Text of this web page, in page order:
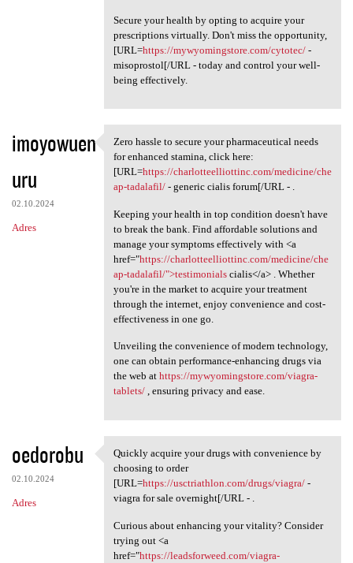
Secure your health by opting to acquire your
prescriptions virtually. Don't miss the opportunity,
[URL=https://mywyomingstore.com/cytotec/-
misoprostol[/URL - today and control your well-
being effectively.
imoyowuen
uru
02.10.2024
Adres
Zero hassle to secure your
Zero hassle to secure your pharmaceutical needs
for enhanced stamina, click here:
[URL=https://charlotteelliottinc.com/medicine/che
ap-tadalafil/- generic cialis forum[/URL - .
Keeping your health in top condition doesn't have
to break the bank. Find affordable solutions and
manage your symptoms effectively with <a
href="https://charlotteelliottinc.com/medicine/che
ap-tadalafil/">testimonialscialis</a> . Whether
you're in the market to acquire your treatment
through the internet, enjoy convenience and cost-
effectiveness in one go.
Unveiling the convenience of modern technology,
one can obtain performance-enhancing drugs via
the web at https://mywyomingstore.com/viagra-
tablets/, ensuring privacy and ease.
oedorobu
02.10.2024
Adres
Quickly acquire your drugs
Quickly acquire your drugs with convenience by
choosing to order
[URL=https://usctriathlon.com/drugs/viagra/-
viagra for sale overnight[/URL - .
Curious about enhancing your vitality? Consider
trying out <a
href="https://leadsforweed.com/viagra-